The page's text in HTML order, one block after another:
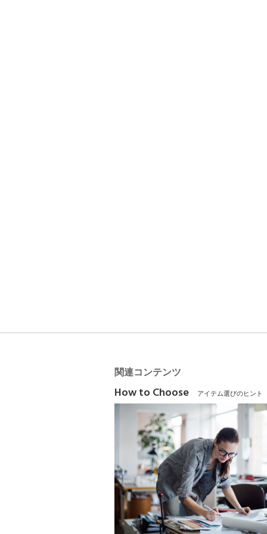
関連コンテンツ
How to Choose アイテム選びのヒント